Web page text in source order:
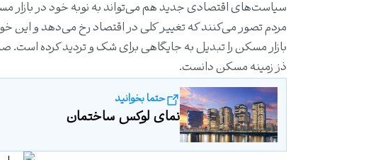
مردم تصور می‌کنند که تغییر کلی در اقتصاد رخ می‌دهد و این
بازار مسکن را تبدیل به جایگاهی برای شک و تردید کرده است.
ذز زمینه مسکن دانست.
حتما بخوانید
نمای لوکس ساختمان